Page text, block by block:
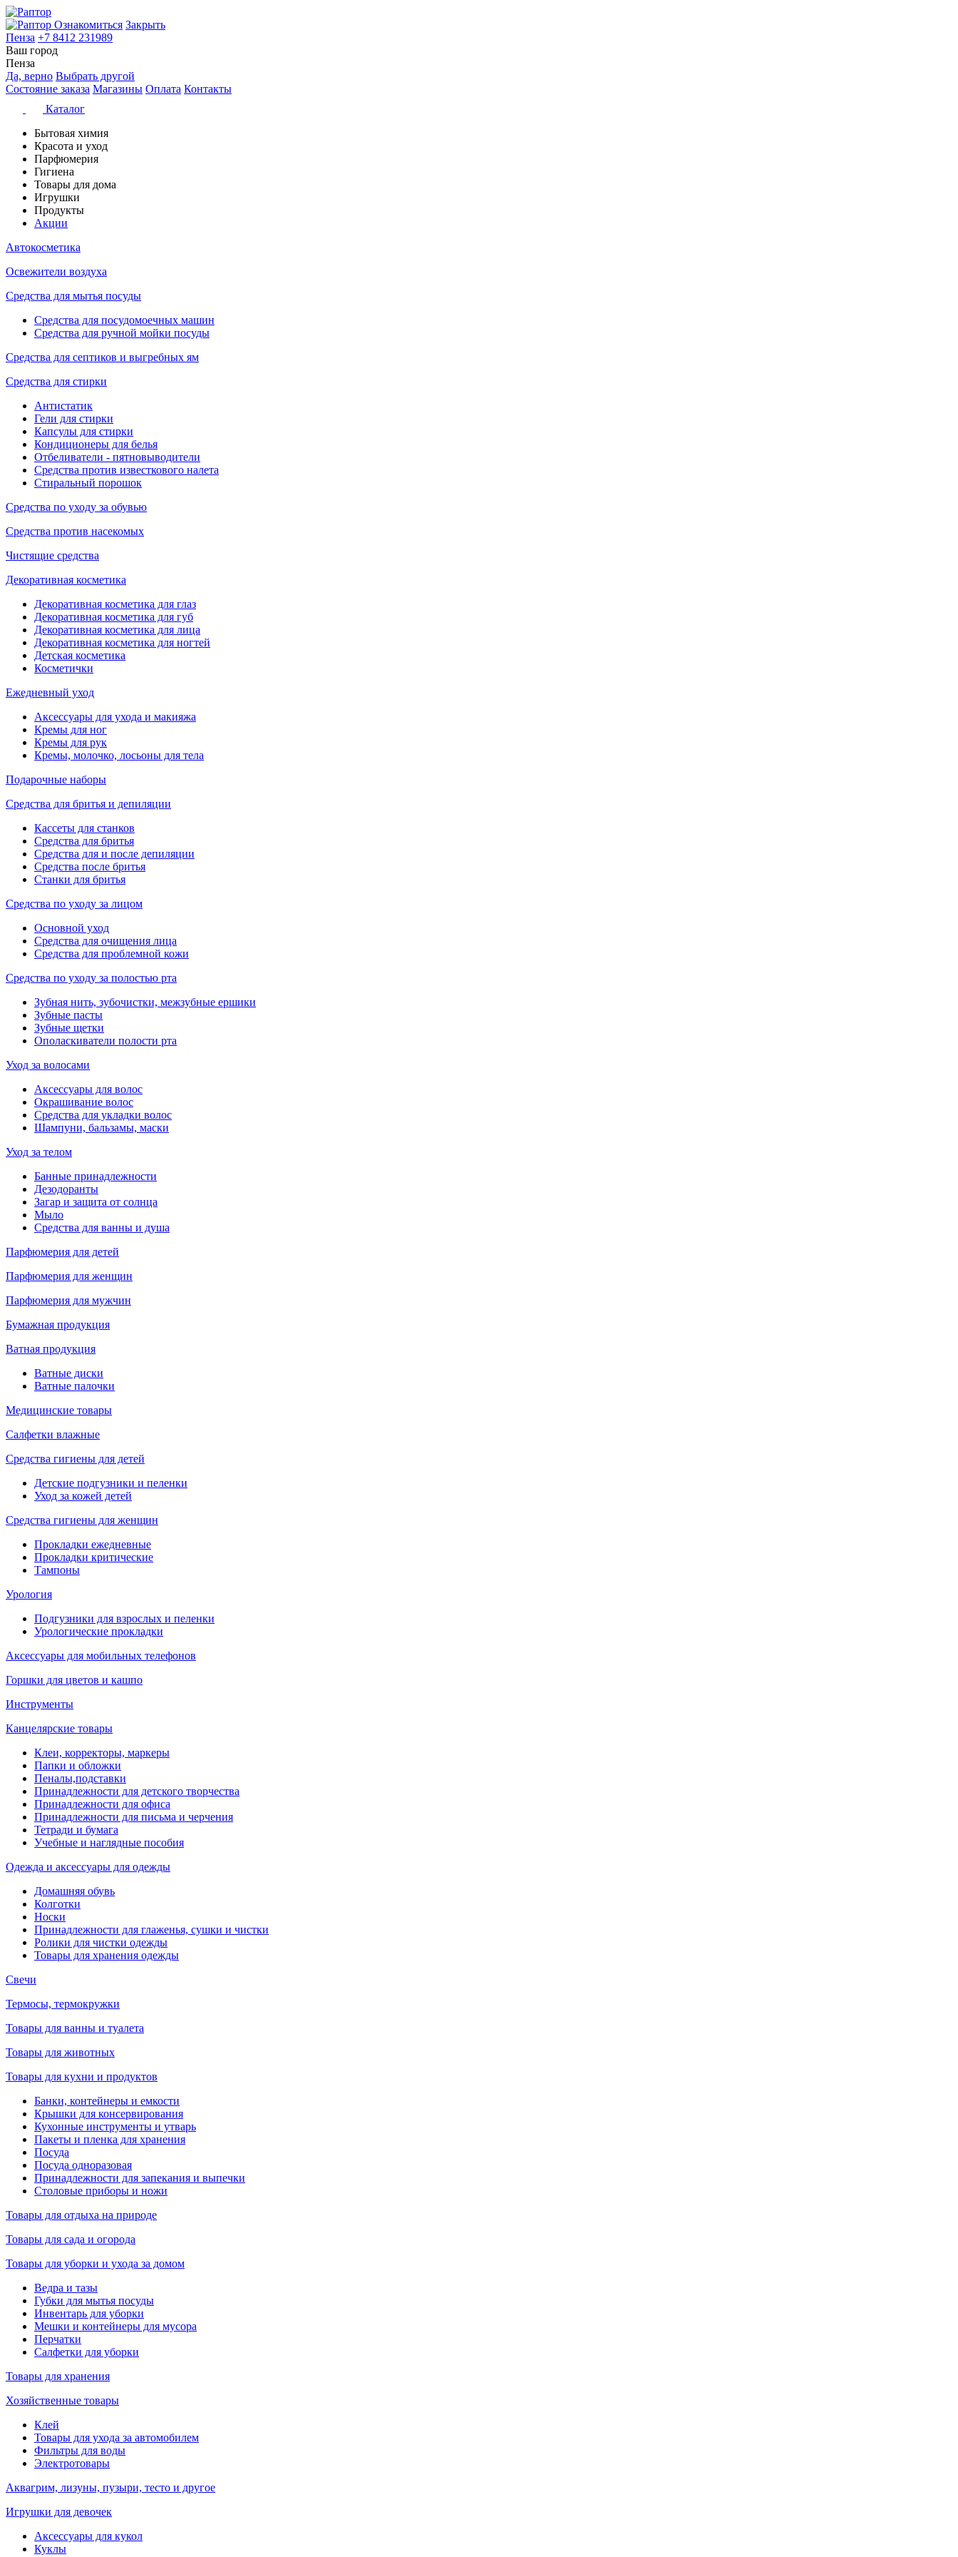
Ознакомиться Закрыть
Пенза +7 8412 231989
Ваш город
Пенза
Да, верно Выбрать другой
Состояние заказа Магазины Оплата Контакты
Каталог
Бытовая химия
Красота и уход
Парфюмерия
Гигиена
Товары для дома
Игрушки
Продукты
Акции
Автокосметика
Освежители воздуха
Средства для мытья посуды
Средства для посудомоечных машин
Средства для ручной мойки посуды
Средства для септиков и выгребных ям
Средства для стирки
Антистатик
Гели для стирки
Капсулы для стирки
Кондиционеры для белья
Отбеливатели - пятновыводители
Средства против известкового налета
Стиральный порошок
Средства по уходу за обувью
Средства против насекомых
Чистящие средства
Декоративная косметика
Декоративная косметика для глаз
Декоративная косметика для губ
Декоративная косметика для лица
Декоративная косметика для ногтей
Детская косметика
Косметички
Ежедневный уход
Аксессуары для ухода и макияжа
Кремы для ног
Кремы для рук
Кремы, молочко, лосьоны для тела
Подарочные наборы
Средства для бритья и депиляции
Кассеты для станков
Средства для бритья
Средства для и после депиляции
Средства после бритья
Станки для бритья
Средства по уходу за лицом
Основной уход
Средства для очищения лица
Средства для проблемной кожи
Средства по уходу за полостью рта
Зубная нить, зубочистки, межзубные ершики
Зубные пасты
Зубные щетки
Ополаскиватели полости рта
Уход за волосами
Аксессуары для волос
Окрашивание волос
Средства для укладки волос
Шампуни, бальзамы, маски
Уход за телом
Банные принадлежности
Дезодоранты
Загар и защита от солнца
Мыло
Средства для ванны и душа
Парфюмерия для детей
Парфюмерия для женщин
Парфюмерия для мужчин
Бумажная продукция
Ватная продукция
Ватные диски
Ватные палочки
Медицинские товары
Салфетки влажные
Средства гигиены для детей
Детские подгузники и пеленки
Уход за кожей детей
Средства гигиены для женщин
Прокладки ежедневные
Прокладки критические
Тампоны
Урология
Подгузники для взрослых и пеленки
Урологические прокладки
Аксессуары для мобильных телефонов
Горшки для цветов и кашпо
Инструменты
Канцелярские товары
Клеи, корректоры, маркеры
Папки и обложки
Пеналы,подставки
Принадлежности для детского творчества
Принадлежности для офиса
Принадлежности для письма и черчения
Тетради и бумага
Учебные и наглядные пособия
Одежда и аксессуары для одежды
Домашняя обувь
Колготки
Носки
Принадлежности для глаженья, сушки и чистки
Ролики для чистки одежды
Товары для хранения одежды
Свечи
Термосы, термокружки
Товары для ванны и туалета
Товары для животных
Товары для кухни и продуктов
Банки, контейнеры и емкости
Крышки для консервирования
Кухонные инструменты и утварь
Пакеты и пленка для хранения
Посуда
Посуда одноразовая
Принадлежности для запекания и выпечки
Столовые приборы и ножи
Товары для отдыха на природе
Товары для сада и огорода
Товары для уборки и ухода за домом
Ведра и тазы
Губки для мытья посуды
Инвентарь для уборки
Мешки и контейнеры для мусора
Перчатки
Салфетки для уборки
Товары для хранения
Хозяйственные товары
Клей
Товары для ухода за автомобилем
Фильтры для воды
Электротовары
Аквагрим, лизуны, пузыри, тесто и другое
Игрушки для девочек
Аксессуары для кукол
Куклы